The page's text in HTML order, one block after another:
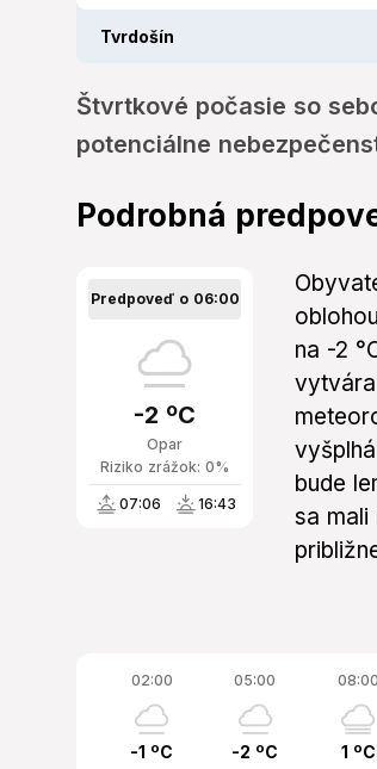
Tvrdošín
Štvrtkové počasie so
potenciálne
Podrobná
Predpoveď o 06:00
Opar
-2 ºC
Riziko zrážok: 0%
07:06 16:43
na -2
bude
sa mali
02:00
-1 ºC
05:00
-2 ºC
08:00
1 ºC